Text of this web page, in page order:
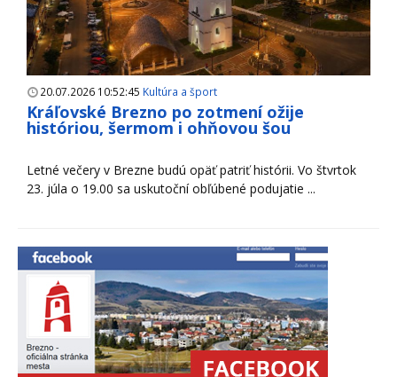
20.07.2026 10:52:45 Kultúra a šport
Kráľovské Brezno po zotmení ožije
históriou, šermom i ohňovou šou
Letné večery v Brezne budú opäť patriť histórii. Vo štvrtok
23. júla o 19.00 sa uskutoční obľúbené podujatie ...